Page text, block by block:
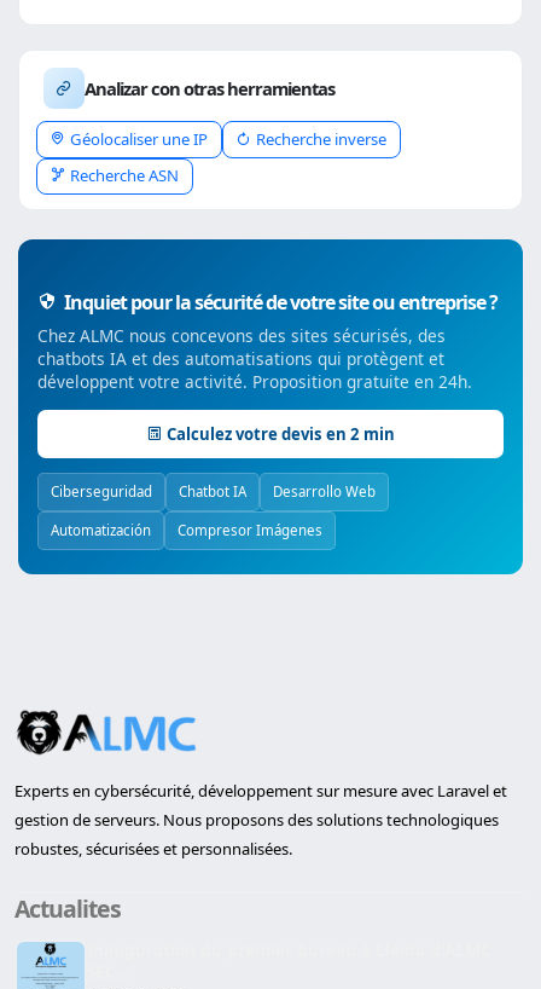
Analizar con otras herramientas
Géolocaliser une IP
Recherche inverse
Recherche ASN
Inquiet pour la sécurité de votre site ou entreprise ?
Chez ALMC nous concevons des sites sécurisés, des
chatbots IA et des automatisations qui protègent et
développent votre activité. Proposition gratuite en 24h.
Calculez votre devis en 2 min
Ciberseguridad Chatbot IA Desarrollo Web
Automatización Compresor Imágenes
Experts en cybersécurité, développement sur mesure avec Laravel et
gestion de serveurs. Nous proposons des solutions technologiques
robustes, sécurisées et personnalisées.
Actualites